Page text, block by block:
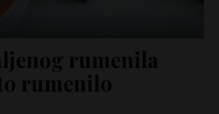
rumenila
rumenilo